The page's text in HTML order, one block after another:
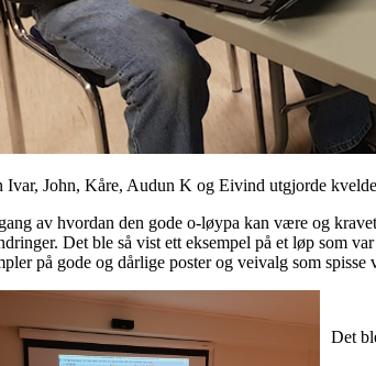
Ivar, John, Kåre, Audun K og Eivind utgjorde
av hvordan den gode o-løypa kan være og
Det ble så vist ett eksempel på et løp som
på gode og dårlige poster og veivalg som
Det